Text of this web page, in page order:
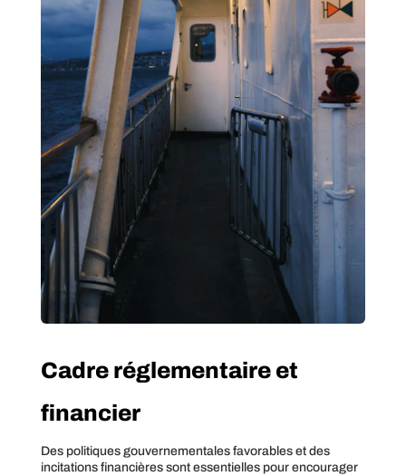
Cadre réglementaire et
financier
Des politiques gouvernementales favorables et des
incitations financières sont essentielles pour encourager